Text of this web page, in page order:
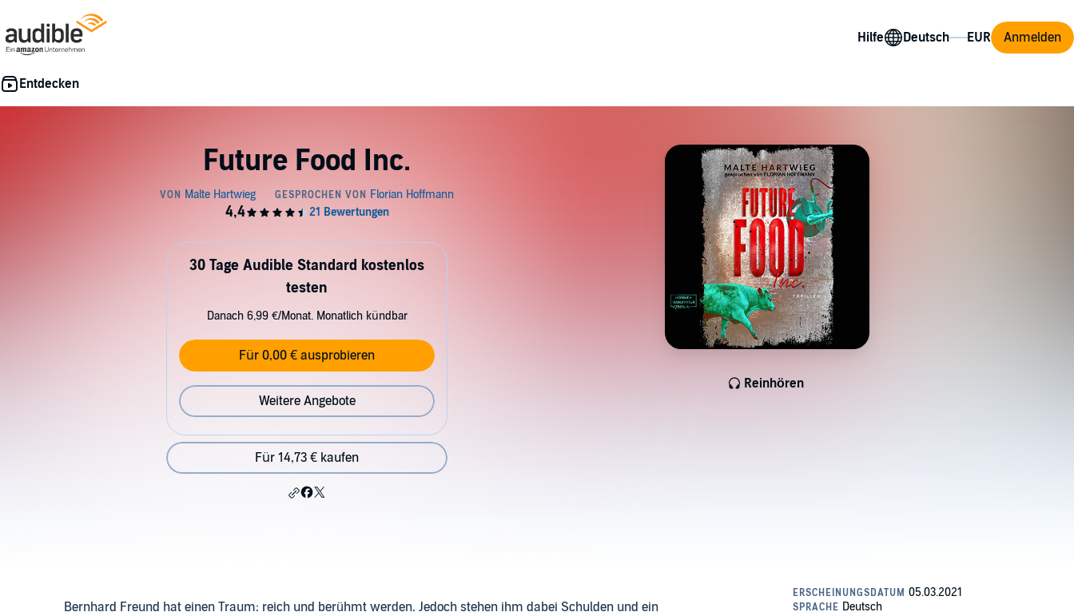
Hilfe Anmelden
Future Food Inc.
Reinhören
30 Tage Audible Standard kostenlos
testen
Danach 6,99 €/Monat. Monatlich kündbar
Für 0,00 € ausprobieren
Weitere Angebote
Für 14,73 € kaufen
Bernhard Freund hat einen Traum: reich und berühmt werden. Jedoch stehen ihm dabei Schulden und ein